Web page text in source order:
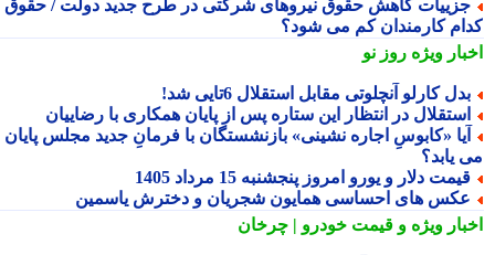
کاهش حقوق نیروهای شرکتی در طرح جدید دولت / حقوق
کارمندان کم می شود؟
ویژهروز نو
کارلو آنچلوتی مقابل استقلال 6تایی شد!
در انتظار این ستاره پس از پایان همکاری با رضاییان
«کابوسِ اجاره نشینی» بازنشستگان با فرمانِ جدید مجلس پایان
یابد؟
دلار و یورو امروز پنجشنبه 15 مرداد 1405
های احساسی همایون شجریان و دخترش یاسمین
ویژهو قیمت خودرو | چرخان